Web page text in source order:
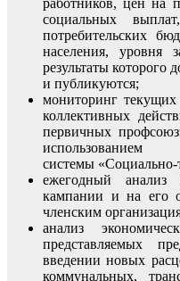
социальных
потребительских
населения, уровня
результаты которого
и публикуются;
мониторинг текущих
коллективных
первичных
использованием
системы
ежегодный анализ
кампании и на его
членским
анализ
представляемых
введении новых
коммунальных,